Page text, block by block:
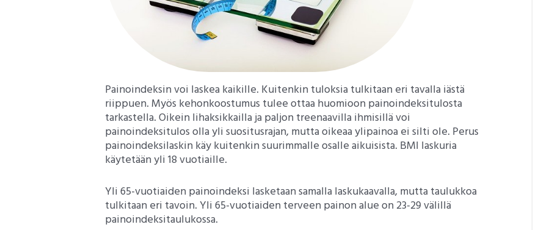
Painoindeksin voi laskea kaikille. Kuitenkin tuloksia tulkitaan eri tavalla iästä
riippuen. Myös kehonkoostumus tulee ottaa huomioon painoindeksitulosta
tarkastella. Oikein lihaksikkailla ja paljon treenaavilla ihmisillä voi
painoindeksitulos olla yli suositusrajan, mutta oikeaa ylipainoa ei silti ole. Perus
painoindeksilaskin käy kuitenkin suurimmalle osalle aikuisista. BMI laskuria
käytetään yli 18 vuotiaille.
Yli 65-vuotiaiden painoindeksi lasketaan samalla laskukaavalla, mutta taulukkoa
tulkitaan eri tavoin. Yli 65-vuotiaiden terveen painon alue on 23-29 välillä
painoindeksitaulukossa.